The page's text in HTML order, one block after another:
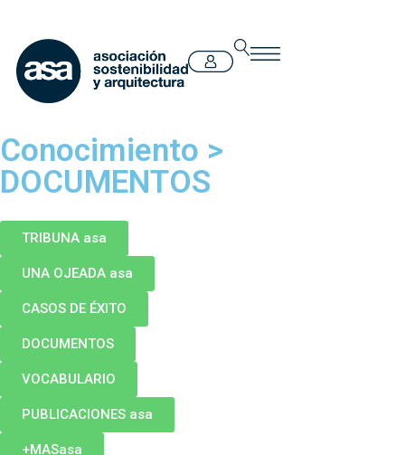
Conocimiento >
DOCUMENTOS
TRIBUNA asa
UNA OJEADA asa
CASOS DE ÉXITO
DOCUMENTOS
VOCABULARIO
PUBLICACIONES asa
+MASasa